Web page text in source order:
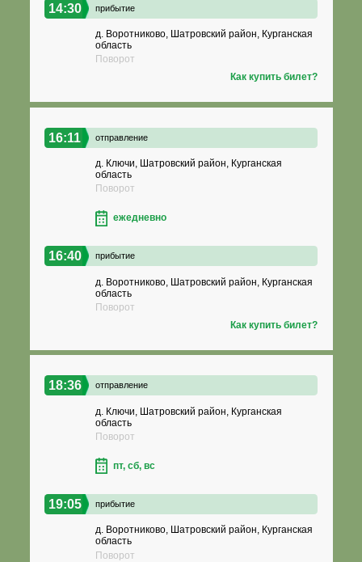
14:30 прибытие
д. Воротниково, Шатровский район, Курганская
область
Поворот
Как купить билет?
16:11 отправление
д. Ключи, Шатровский район, Курганская
область
Поворот
ежедневно
16:40 прибытие
д. Воротниково, Шатровский район, Курганская
область
Поворот
Как купить билет?
18:36 отправление
д. Ключи, Шатровский район, Курганская
область
Поворот
пт, сб, вс
19:05 прибытие
д. Воротниково, Шатровский район, Курганская
область
Поворот